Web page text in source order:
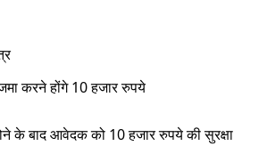
करने होंगे 10 हजार रुपये
के बाद आवेदक को 10 हजार रुपये की सुरक्षा